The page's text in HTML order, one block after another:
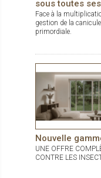
sous toutes
Face à la
gestion de la
primordiale.
Nouvelle
UNE OFFRE
CONTRE LES